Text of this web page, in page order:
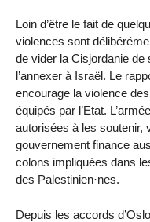
Loin d’être le fait de
violences sont
de vider la Cisjordanie de
l’annexer à Israël. Le
encourage la violence
équipés par l’Etat.
autorisées à les soutenir,
gouvernement finance
colons impliquées dans
des Palestinien·nes.
Depuis les accords